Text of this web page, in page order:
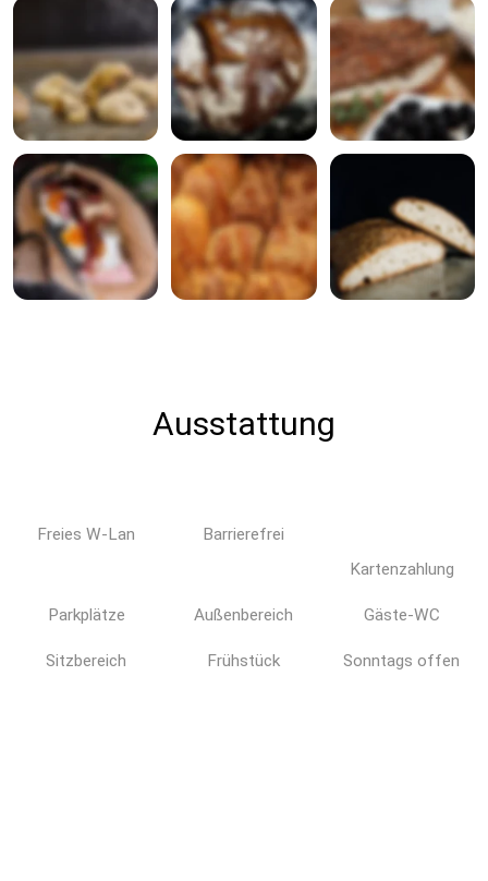
Ausstattung
Freies W-Lan
Barrierefrei
Kartenzahlung
Parkplätze Außenbereich Gäste-WC
Sitzbereich Frühstück Sonntags offen